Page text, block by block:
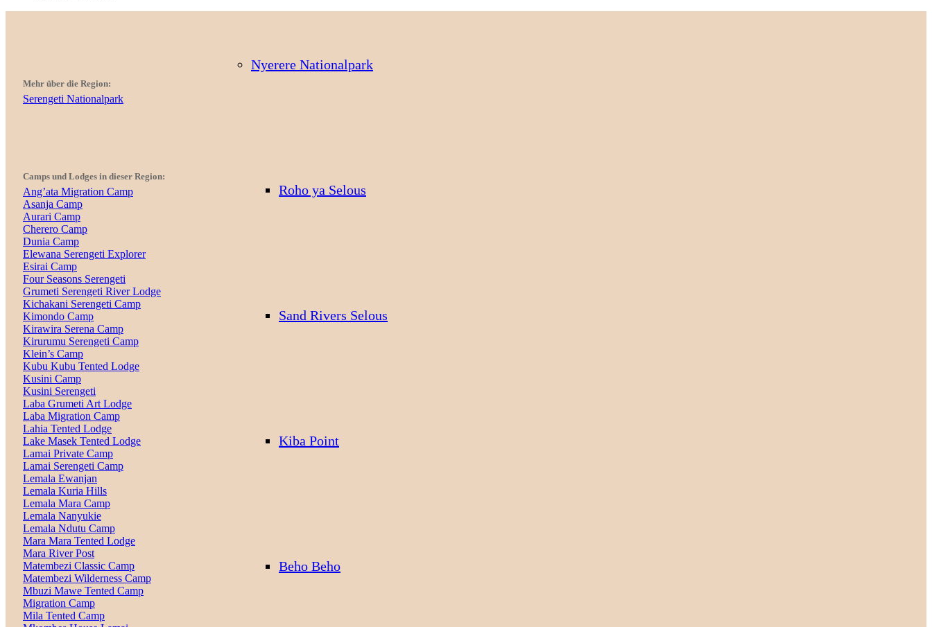
Nyerere Nationalpark
Roho ya Selous
Sand Rivers Selous
Kiba Point
Beho Beho
Mehr über die Region:
Serengeti Nationalpark
Camps und Lodges in dieser Region:
Ang’ata Migration Camp
Asanja Camp
Aurari Camp
Cherero Camp
Dunia Camp
Elewana Serengeti Explorer
Esirai Camp
Four Seasons Serengeti
Grumeti Serengeti River Lodge
Kichakani Serengeti Camp
Kimondo Camp
Kirawira Serena Camp
Kirurumu Serengeti Camp
Klein’s Camp
Kubu Kubu Tented Lodge
Kusini Camp
Kusini Serengeti
Laba Grumeti Art Lodge
Laba Migration Camp
Lahia Tented Lodge
Lake Masek Tented Lodge
Lamai Private Camp
Lamai Serengeti Camp
Lemala Ewanjan
Lemala Kuria Hills
Lemala Mara Camp
Lemala Nanyukie
Lemala Ndutu Camp
Mara Mara Tented Lodge
Mara River Post
Matembezi Classic Camp
Matembezi Wilderness Camp
Mbuzi Mawe Tented Camp
Migration Camp
Mila Tented Camp